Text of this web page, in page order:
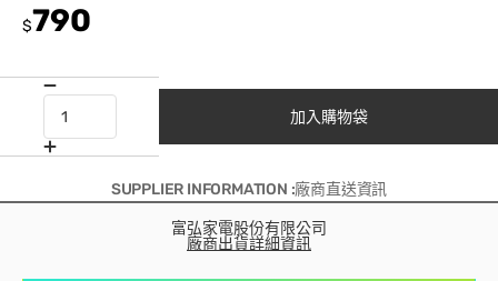
$790
加入購物袋
SUPPLIER INFORMATION :廠商直送資訊
富弘家電股份有限公司
廠商出貨詳細資訊